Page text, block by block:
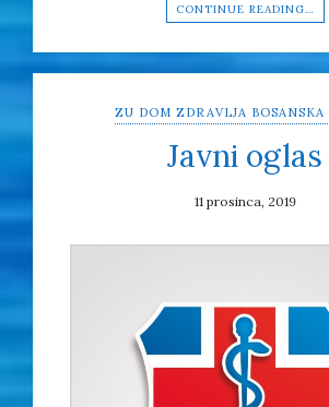
CONTINUE READING…
ZU DOM ZDRAVLJA BOSANSKA
Javni oglas
11 prosinca, 2019